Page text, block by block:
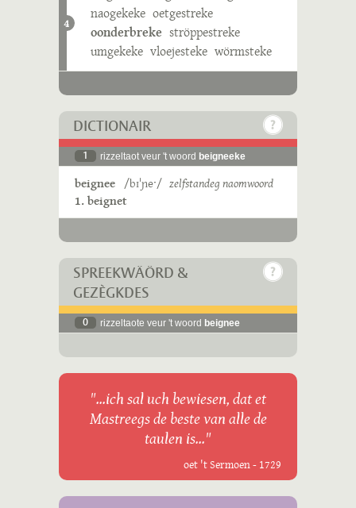
4
naogekeke oetgestreke
oonderbreke ströppestreke
umgekeke vloejesteke wörmsteke
DICTIONAIR
1 rizzeltaot veur 't woord beigneeke
beignee /bɪˈɲeˑ/ zelfstandeg naomwoord
1. beignet
SPREEKWÄÖRD &
GEZÈGKDES
0 rizzeltaote veur 't woord beignee
"...ich sal uch bewiesen, dat et
Mastreegs de beste van alle de
taulen is..."
oet 't Sermoen - 1729